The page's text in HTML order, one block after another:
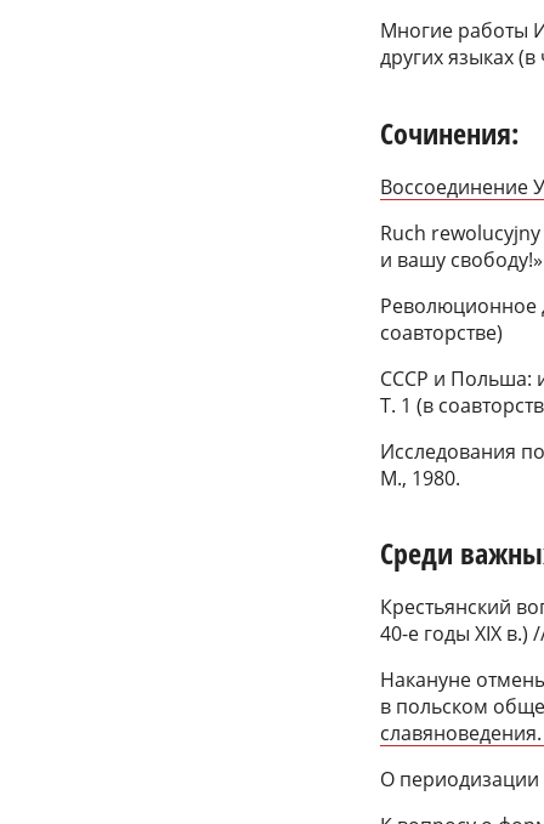
Многие работы
других языках
Сочинения:
Воссоединение
Ruch
и вашу
Революционное
соавторстве)
СССР и Польша:
Т. 1 (в
Исследования
М., 1980.
Среди
Крестьянский
40-е годы XIX
Накануне
в польском
О